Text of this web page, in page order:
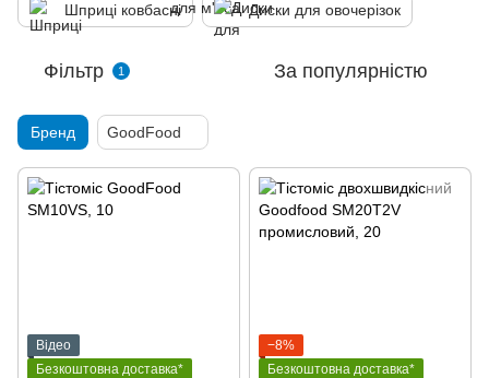
Шприці ковбасні Диски для овочерізок
Фільтр 1 За популярністю
Бренд GoodFood
Відео
Безкоштовна доставка*
−8%
Безкоштовна доставка*